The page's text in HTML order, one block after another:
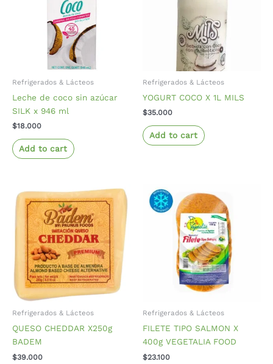
Refrigerados & Lácteos
Leche de coco sin azúcar
SILK x 946 ml
$18.000
Add to cart
Refrigerados & Lácteos
YOGURT COCO X 1L MILS
$35.000
Add to cart
Refrigerados & Lácteos
QUESO CHEDDAR X250g
BADEM
$39.000
Refrigerados & Lácteos
FILETE TIPO SALMON X
400g VEGETALIA FOOD
$23.100